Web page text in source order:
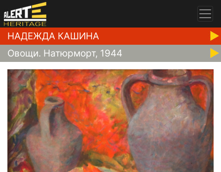
НАДЕЖДА КАШИНА
Овощи. Натюрморт, 1944